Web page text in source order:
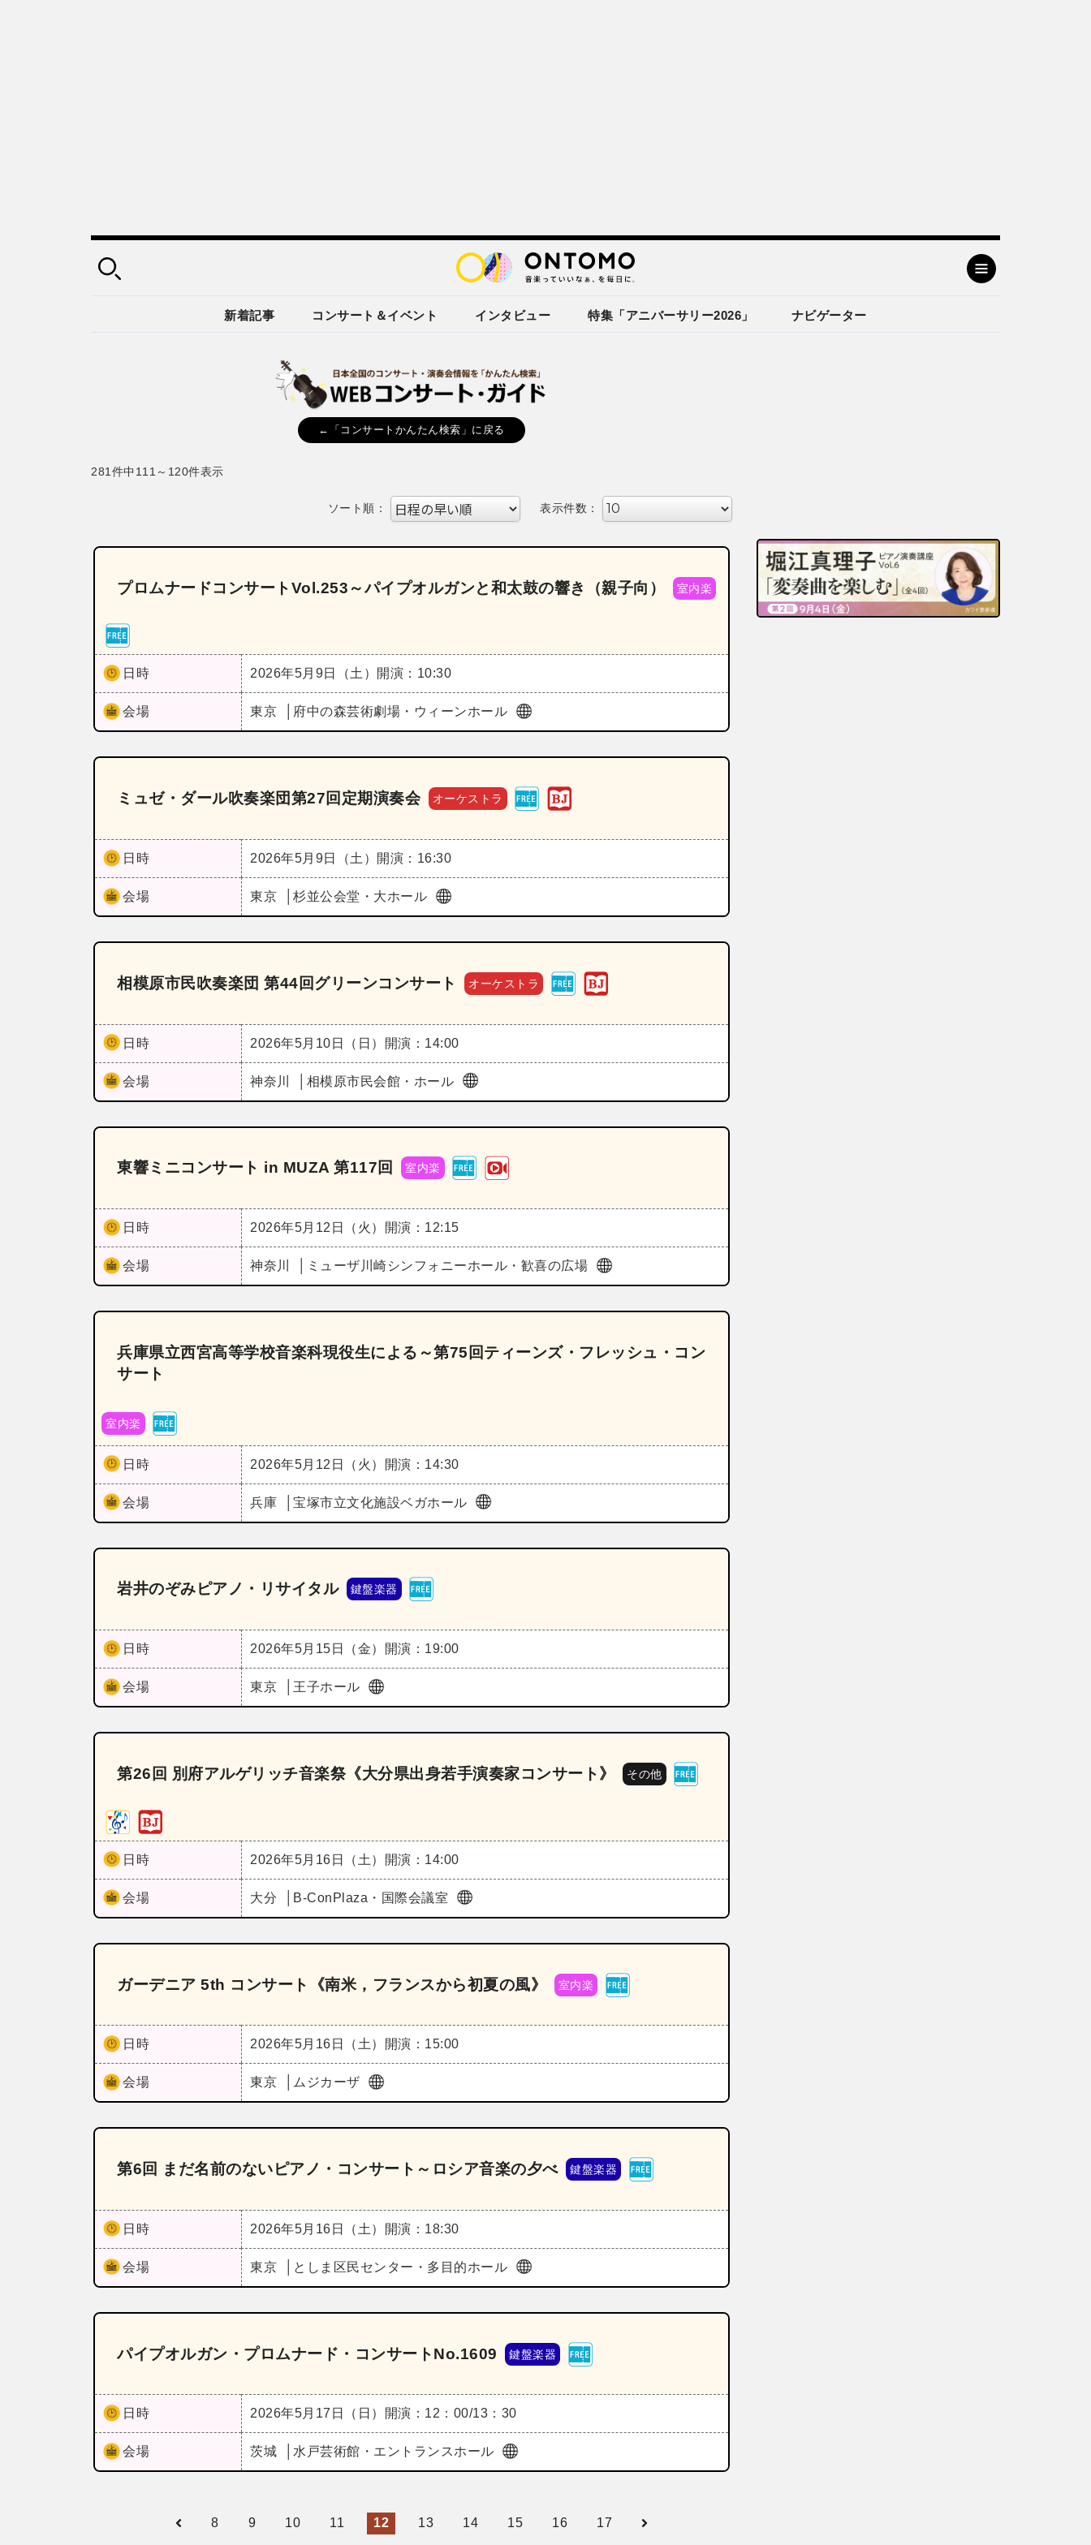
新着記事 コンサート＆イベント インタビュー 特集「アニバーサリー2026」 ナビゲーター
←「コンサートかんたん検索」に戻る
281件中111～120件表示
ソート順： 表示件数：
プロムナードコンサートVol.253～パイプオルガンと和太鼓の響き（親子向） 室内楽
日時 2026年5月9日（土） 開演：10:30
会場 東京 府中の森芸術劇場・ウィーンホール
ミュゼ・ダール吹奏楽団第27回定期演奏会 オーケストラ
日時 2026年5月9日（土） 開演：16:30
会場 東京 杉並公会堂・大ホール
相模原市民吹奏楽団 第44回グリーンコンサート オーケストラ
日時 2026年5月10日（日） 開演：14:00
会場 神奈川 相模原市民会館・ホール
東響ミニコンサート in MUZA 第117回 室内楽
日時 2026年5月12日（火） 開演：12:15
会場 神奈川 ミューザ川崎シンフォニーホール・歓喜の広場
兵庫県立西宮高等学校音楽科現役生による～第75回ティーンズ・フレッシュ・コン
サート
室内楽
日時 2026年5月12日（火） 開演：14:30
会場 兵庫 宝塚市立文化施設ベガホール
岩井のぞみピアノ・リサイタル 鍵盤楽器
日時 2026年5月15日（金） 開演：19:00
会場 東京 王子ホール
第26回 別府アルゲリッチ音楽祭《大分県出身若手演奏家コンサート》 その他
日時 2026年5月16日（土） 開演：14:00
会場 大分 B‐ConPlaza・国際会議室
ガーデニア 5th コンサート《南米，フランスから初夏の風》 室内楽
日時 2026年5月16日（土） 開演：15:00
会場 東京 ムジカーザ
第6回 まだ名前のないピアノ・コンサート～ロシア音楽の夕べ 鍵盤楽器
日時 2026年5月16日（土） 開演：18:30
会場 東京 としま区民センター・多目的ホール
パイプオルガン・プロムナード・コンサートNo.1609 鍵盤楽器
日時 2026年5月17日（日） 開演：12：00/13：30
会場 茨城 水戸芸術館・エントランスホール
8 9 10 11 12 13 14 15 16 17